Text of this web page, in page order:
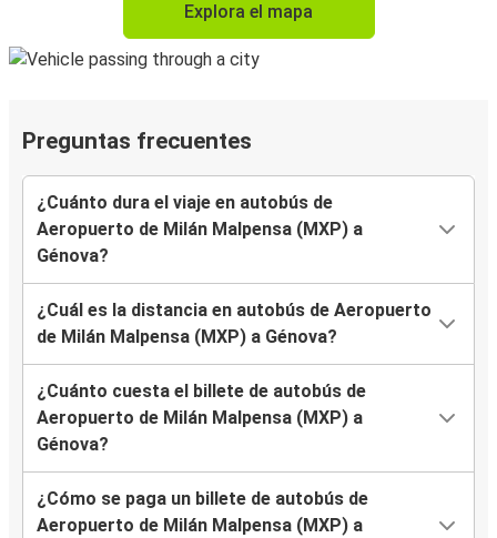
Explora el mapa
Preguntas frecuentes
¿Cuánto dura el viaje en autobús de
Aeropuerto de Milán Malpensa (MXP) a
Génova?
¿Cuál es la distancia en autobús de Aeropuerto
de Milán Malpensa (MXP) a Génova?
¿Cuánto cuesta el billete de autobús de
Aeropuerto de Milán Malpensa (MXP) a
Génova?
¿Cómo se paga un billete de autobús de
Aeropuerto de Milán Malpensa (MXP) a